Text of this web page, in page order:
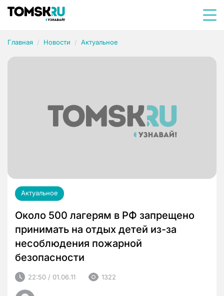
Главная Новости Актуальное
Актуальное
Около 500 лагерям в РФ запрещено
принимать на отдых детей из-за
несоблюдения пожарной
безопасности
22:50 / 01.06.11 1322